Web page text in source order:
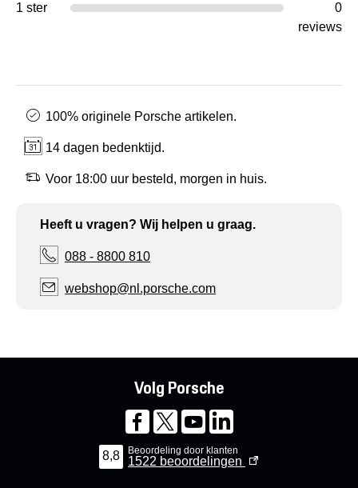
1 ster
0
reviews
100% originele Porsche artikelen.
14 dagen bedenktijd.
Voor 18:00 uur besteld, morgen in huis.
Heeft u vragen? Wij helpen u graag.
088 - 8800 810
webshop@nl.porsche.com
Volg Porsche
8,8 Beoordeling door klanten
1522 beoordelingen